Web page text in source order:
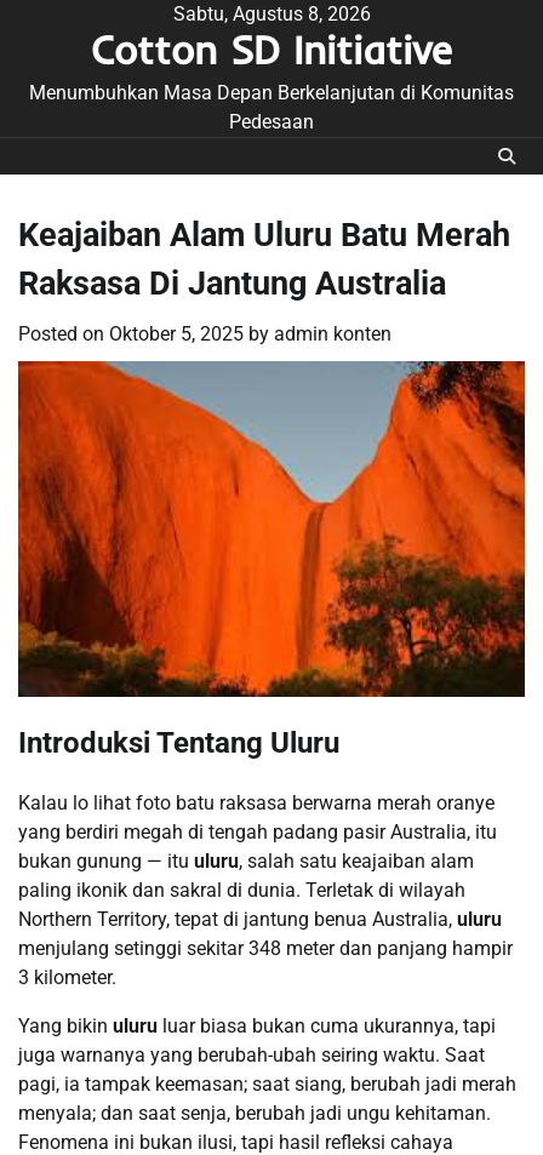
Sabtu, Agustus 8, 2026
Cotton SD Initiative
Menumbuhkan Masa Depan Berkelanjutan di Komunitas
Pedesaan
Keajaiban Alam Uluru Batu Merah
Raksasa Di Jantung Australia
Posted on Oktober 5, 2025 by admin konten
Introduksi Tentang Uluru
Kalau lo lihat foto batu raksasa berwarna merah oranye
yang berdiri megah di tengah padang pasir Australia, itu
bukan gunung — itu uluru, salah satu keajaiban alam
paling ikonik dan sakral di dunia. Terletak di wilayah
Northern Territory, tepat di jantung benua Australia, uluru
menjulang setinggi sekitar 348 meter dan panjang hampir
3 kilometer.
Yang bikin uluru luar biasa bukan cuma ukurannya, tapi
juga warnanya yang berubah-ubah seiring waktu. Saat
pagi, ia tampak keemasan; saat siang, berubah jadi merah
menyala; dan saat senja, berubah jadi ungu kehitaman.
Fenomena ini bukan ilusi, tapi hasil refleksi cahaya